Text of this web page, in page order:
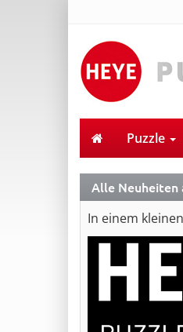
Puzzle
Alle Neuheiten
In einem kleinen